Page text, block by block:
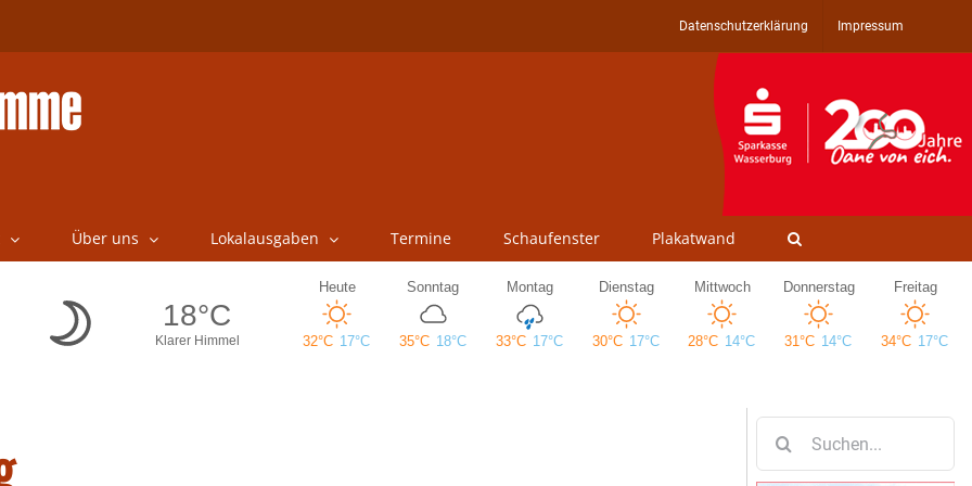
Datenschutzerklärung Impressum
Über uns Lokalausgaben Termine Schaufenster Plakatwand
nach: